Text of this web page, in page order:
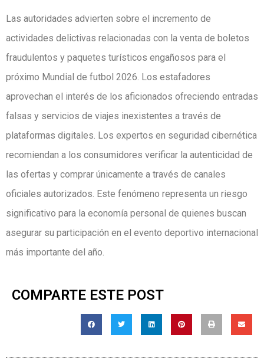
Las autoridades advierten sobre el incremento de
actividades delictivas relacionadas con la venta de boletos
fraudulentos y paquetes turísticos engañosos para el
próximo Mundial de futbol 2026. Los estafadores
aprovechan el interés de los aficionados ofreciendo entradas
falsas y servicios de viajes inexistentes a través de
plataformas digitales. Los expertos en seguridad cibernética
recomiendan a los consumidores verificar la autenticidad de
las ofertas y comprar únicamente a través de canales
oficiales autorizados. Este fenómeno representa un riesgo
significativo para la economía personal de quienes buscan
asegurar su participación en el evento deportivo internacional
más importante del año.
COMPARTE ESTE POST